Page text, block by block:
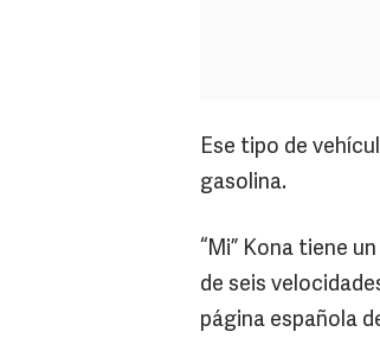
Ese tipo de
gasolina.
“Mi” Kona tiene
de seis
página española